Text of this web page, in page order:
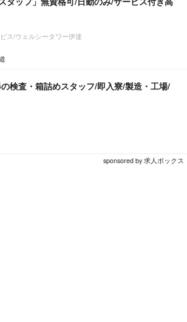
ス/ウェルシータワー伊達
の検査・箱詰めスタッフ/即入寮/製造・工場/
sponsored by 求人ボックス